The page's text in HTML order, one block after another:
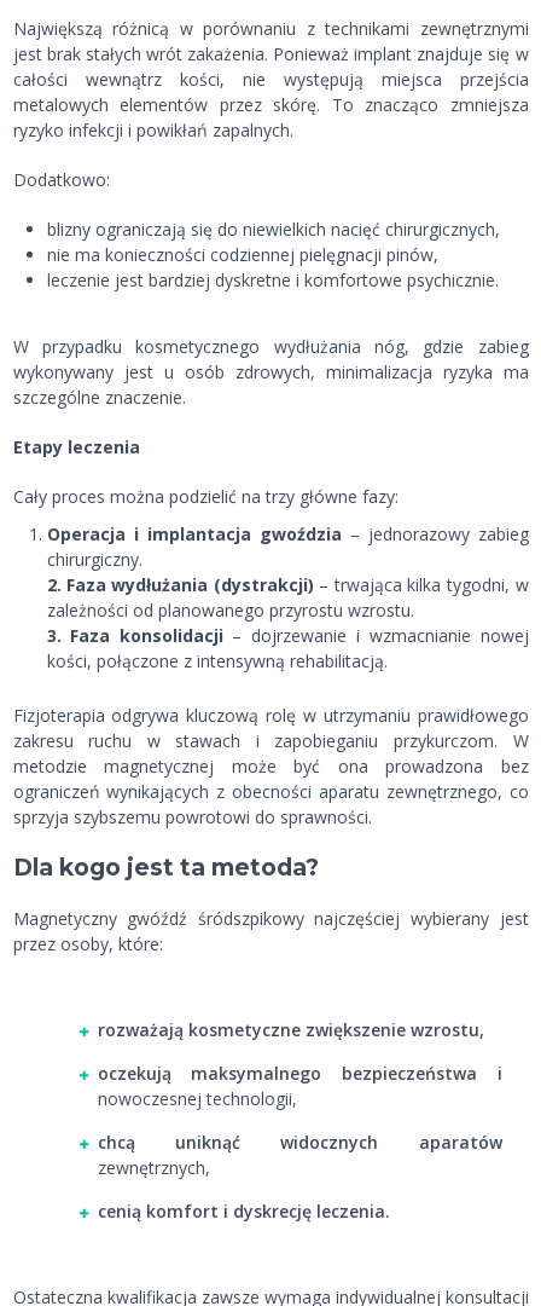
Największą różnicą w porównaniu z technikami zewnętrznymi
jest brak stałych wrót zakażenia. Ponieważ implant znajduje się w
całości wewnątrz kości, nie występują miejsca przejścia
metalowych elementów przez skórę. To znacząco zmniejsza
ryzyko infekcji i powikłań zapalnych.
Dodatkowo:
blizny ograniczają się do niewielkich nacięć chirurgicznych,
nie ma konieczności codziennej pielęgnacji pinów,
leczenie jest bardziej dyskretne i komfortowe psychicznie.
W przypadku kosmetycznego wydłużania nóg, gdzie zabieg
wykonywany jest u osób zdrowych, minimalizacja ryzyka ma
szczególne znaczenie.
Etapy leczenia
Cały proces można podzielić na trzy główne fazy:
Operacja i implantacja gwoździa – jednorazowy zabieg
chirurgiczny.
2. Faza wydłużania (dystrakcji) – trwająca kilka tygodni, w
zależności od planowanego przyrostu wzrostu.
3. Faza konsolidacji– dojrzewanie i wzmacnianie nowej
kości, połączone z intensywną rehabilitacją.
Fizjoterapia odgrywa kluczową rolę w utrzymaniu prawidłowego
zakresu ruchu w stawach i zapobieganiu przykurczom. W
metodzie magnetycznej może być ona prowadzona bez
ograniczeń wynikających z obecności aparatu zewnętrznego, co
sprzyja szybszemu powrotowi do sprawności.
Dla kogo jest ta metoda?
Magnetyczny gwóźdź śródszpikowy najczęściej wybierany jest
przez osoby, które:
rozważają kosmetyczne zwiększenie wzrostu,
oczekują maksymalnego bezpieczeństwa i
nowoczesnej technologii,
chcą uniknąć widocznych aparatów
zewnętrznych,
cenią komfort i dyskrecję leczenia.
Ostateczna kwalifikacja zawsze wymaga indywidualnej konsultacji